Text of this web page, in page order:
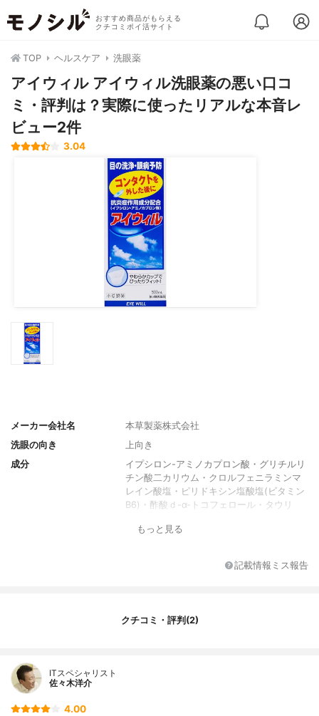
おすすめ商品がもらえる
クチコミポイ活サイト
TOP ヘルスケア 洗眼薬
アイウィル アイウィル洗眼薬の悪い口コ
ミ・評判は？実際に使ったリアルな本音レ
ビュー2件
3.04
メーカー会社名
本草製薬株式会社
洗眼の向き
上向き
成分
イプシロン-アミノカプロン酸・グリチルリ
チン酸二カリウム・クロルフェニラミンマ
レイン酸塩・ピリドキシン塩酸塩(ビタミン
B6)・酢酸ｄ-α-トコフェロール・タウリ
もっと見る
記載情報ミス報告
クチコミ・評判(2)
ITスペシャリスト
佐々木洋介
4.00